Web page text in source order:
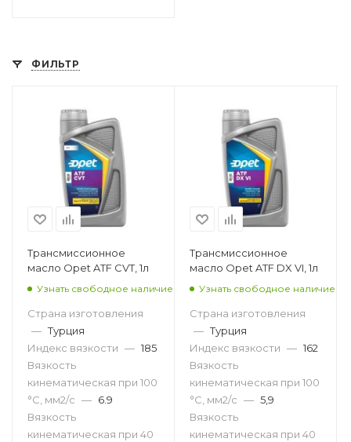
ФИЛЬТР
Трансмиссионное
масло Opet ATF CVT, 1л
Узнать свободное наличие
Страна изготовления
— Турция
Индекс вязкости — 185
Вязкость
кинематическая при 100
°С, мм2/с — 6.9
Вязкость
кинематическая при 40
Трансмиссионное
масло Opet ATF DX VI, 1л
Узнать свободное наличие
Страна изготовления
— Турция
Индекс вязкости — 162
Вязкость
кинематическая при 100
°С, мм2/с — 5,9
Вязкость
кинематическая при 40